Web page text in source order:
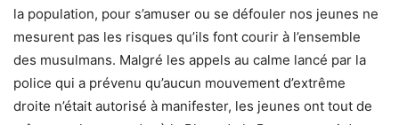
la population, pour s’amuser ou se défouler nos jeunes ne
mesurent pas les risques qu’ils font courir à l’ensemble
des musulmans. Malgré les appels au calme lancé par la
police qui a prévenu qu’aucun mouvement d’extrême
droite n’était autorisé à manifester, les jeunes ont tout de